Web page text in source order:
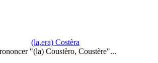
(la,era) Costèra
"(la) Coustèro, Coustère"...